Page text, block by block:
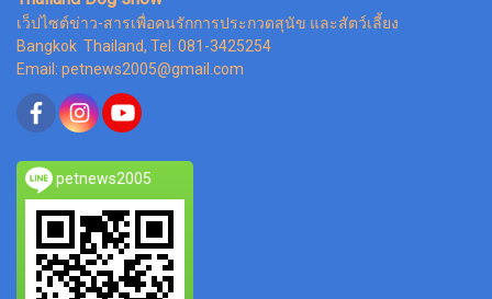
เว็ปไซต์ข่าว-สารเพื่อคนรักการประกวดสุนัข และสัตว์เลี้ยง
Bangkok Thailand, Tel. 081-3425254
Email: petnews2005@gmail.com
petnews2005